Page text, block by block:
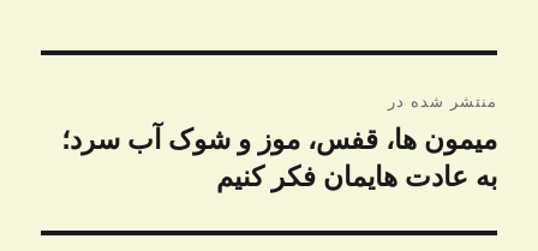
نوشته
منتشر شده در
میمون ها، قفس، موز و شوک آب سرد؛
به عادت هایمان فکر کنیم